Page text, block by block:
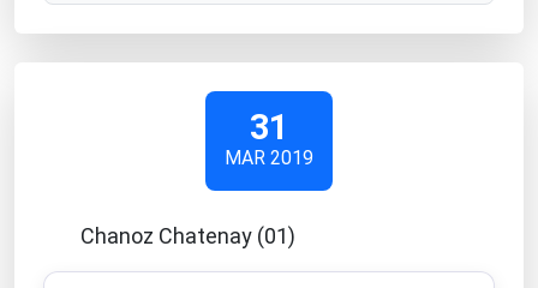
31
MAR 2019
Chanoz Chatenay (01)